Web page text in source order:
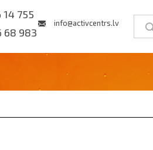
14 755
info@activcentrs.lv
68 983